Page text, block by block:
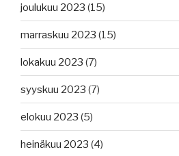
joulukuu 2023 (15)
marraskuu 2023 (15)
lokakuu 2023 (7)
syyskuu 2023 (7)
elokuu 2023 (5)
heinäkuu 2023 (4)